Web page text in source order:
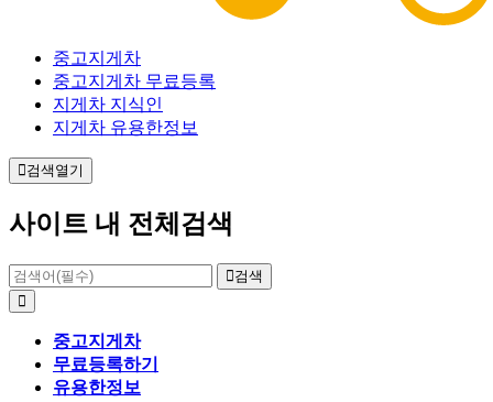
중고지게차
중고지게차 무료등록
지게차 지식인
지게차 유용한정보
검색열기
사이트 내 전체검색
검색
중고지게차
무료등록하기
유용한정보